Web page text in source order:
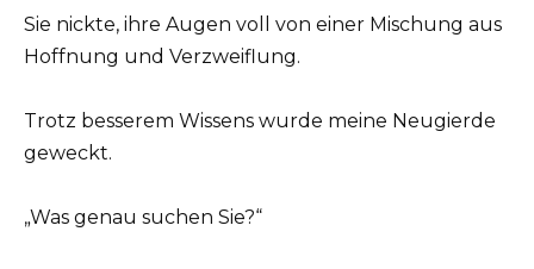
Sie nickte, ihre Augen voll von einer Mischung aus
Hoffnung und Verzweiflung.
Trotz besserem Wissens wurde meine Neugierde
geweckt.
„Was genau suchen Sie?“